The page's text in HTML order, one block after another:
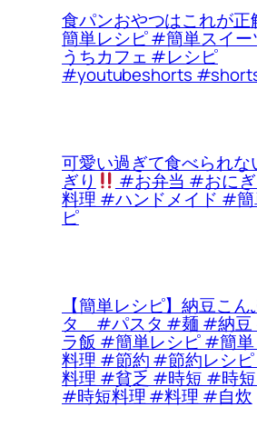
食パンおやつはこれが正
簡単レシピ #簡単スイ
うちカフェ #レシピ
#youtubeshorts
可愛い過ぎて食べられな
ぎり #お弁当 #おに
料理 #ハンドメイド #簡
ピ
【簡単レシピ】納豆こん
タ #パスタ #麺 #納豆
ラ飯 #簡単レシピ #簡
料理 #節約 #節約レシ
料理 #貧乏 #時短 #時
#時短料理 #料理 #自炊